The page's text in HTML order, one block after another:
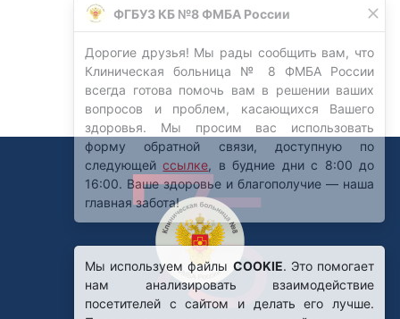
Мы используем файлы COOKIE. Это помогает
нам анализировать взаимодействие
посетителей с сайтом и делать его лучше.